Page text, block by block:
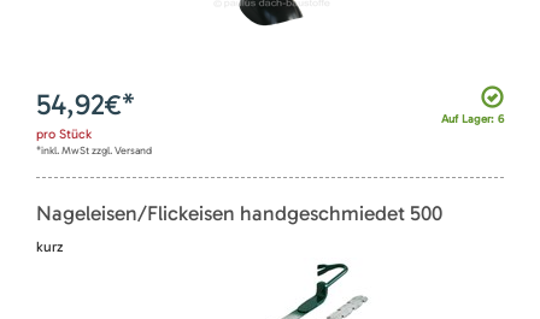
Auf Lager: 6
54,92€*
pro Stück
*inkl. MwSt zzgl. Versand
Nageleisen/Flickeisen handgeschmiedet 500
kurz